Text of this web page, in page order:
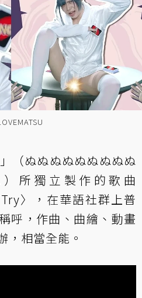
（ぬぬぬぬぬぬぬぬぬ
所獨立製作的歌曲
〉，在華語社群上普
呼，作曲、曲繪、動畫
，相當全能。